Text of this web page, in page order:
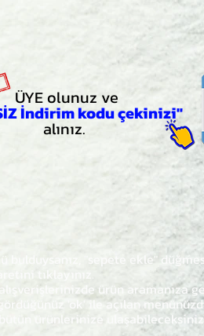
ÜYE olunuz ve
İndirim kodu çekinizi"
alınız.
bulduysanız, "sepete ekle"
tıklayınız.
alışverişlerinizde ürün aramanıza
gördüğünüz 'ok' ile açılan
bütün ürünlerinize